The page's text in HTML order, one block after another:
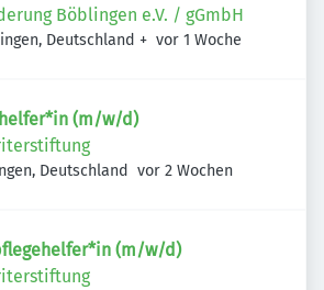
Böblingen e.V. / gGmbH
Deutschland + Veröffentlicht
vor 1 Woche
(m/w/d)
Deutschland Veröffentlicht
vor 2 Wochen
(m/w/d)